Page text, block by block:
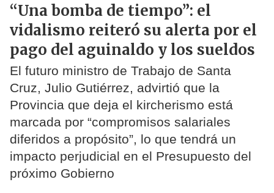
“Una bomba de tiempo”: el
vidalismo reiteró su alerta por el
pago del aguinaldo y los sueldos
El futuro ministro de Trabajo de Santa
Cruz, Julio Gutiérrez, advirtió que la
Provincia que deja el kircherismo está
marcada por “compromisos salariales
diferidos a propósito”, lo que tendrá un
impacto perjudicial en el Presupuesto del
próximo Gobierno